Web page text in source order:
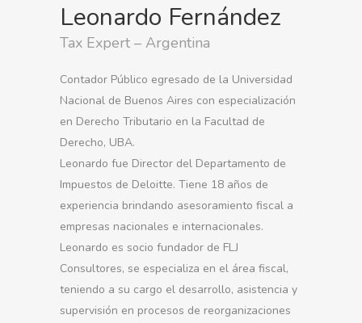
Leonardo Fernández
Tax Expert – Argentina
Contador Público egresado de la Universidad
Nacional de Buenos Aires con especialización
en Derecho Tributario en la Facultad de
Derecho, UBA.
Leonardo fue Director del Departamento de
Impuestos de Deloitte. Tiene 18 años de
experiencia brindando asesoramiento fiscal a
empresas nacionales e internacionales.
Leonardo es socio fundador de FLJ
Consultores, se especializa en el área fiscal,
teniendo a su cargo el desarrollo, asistencia y
supervisión en procesos de reorganizaciones